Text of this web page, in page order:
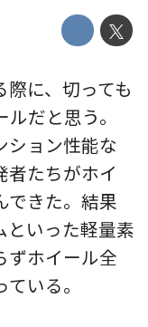
に、切っても
だと思う。
ション性能な
者たちがホイ
できた。結果
といった軽量素
ずホイール全
いる。